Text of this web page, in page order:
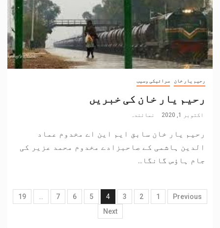
رحیم یار خان سرائیکی وسیب
رحیم یار خان کی خبریں
اکتوبر 1, 2020 نمائندہ
رحیم یار خان سابق ایم این اے مخدوم عماد
الدین ہاشمی کے صاحبزادے مخدوم محمد عزیر کی
جام ہاؤس گانگا...
Previous
1
2
3
4
5
6
7
…
19
Next